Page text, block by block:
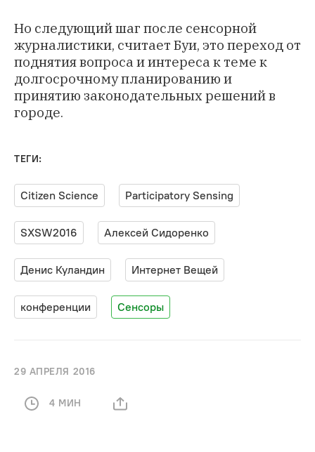
Но следующий шаг после сенсорной
журналистики, считает Буи, это переход от
поднятия вопроса и интереса к теме к
долгосрочному планированию и
принятию законодательных решений в
городе.
ТЕГИ:
Citizen Science Participatory Sensing
SXSW2016 Алексей Сидоренко
Денис Куландин Интернет Вещей
конференции Сенсоры
29 АПРЕЛЯ 2016
4 МИН